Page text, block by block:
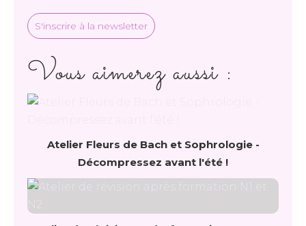
S'inscrire à la newsletter
Vous aimerez aussi :
Atelier Fleurs de Bach et Sophrologie -
Décompressez avant l'été !